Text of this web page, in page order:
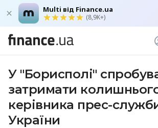
Multi від Finance.ua
(8,9K+)
У "Борисполі"
затримати
керівника прес-
України